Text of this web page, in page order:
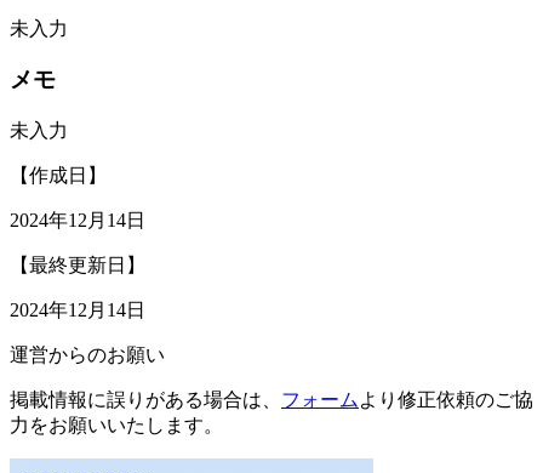
未入力
メモ
未入力
【作成日】
2024年12月14日
【最終更新日】
2024年12月14日
運営からのお願い
掲載情報に誤りがある場合は、 フォーム より修正依頼のご協
力をお願いいたします。